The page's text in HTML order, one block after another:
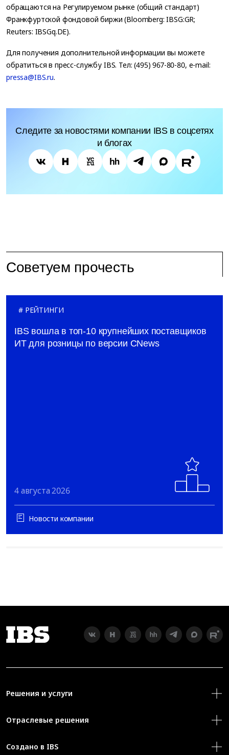
обращаются на Регулируемом рынке (общий стандарт)
Франкфуртской фондовой биржи (Bloomberg: IBSG:GR;
Reuters: IBSGq.DE).
Для получения дополнительной информации вы можете
обратиться в пресс-службу IBS. Тел: (495) 967-80-80, e-mail:
pressa@IBS.ru.
Следите за новостями компании IBS в соцсетях
и блогах
Советуем прочесть
РЕЙТИНГИ
IBS вошла в топ-10 крупнейших поставщиков
ИТ для розницы по версии CNews
4 августа 2026
Новости компании
Решения и услуги
Отраслевые решения
Создано в IBS